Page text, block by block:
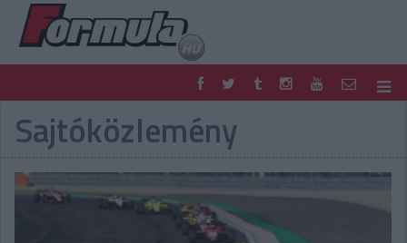
F1
PARC FERMÉ
FORMULA
MOTOR
RETRO
SHOP
TIPPJÁTÉK
Sajtóközlemény